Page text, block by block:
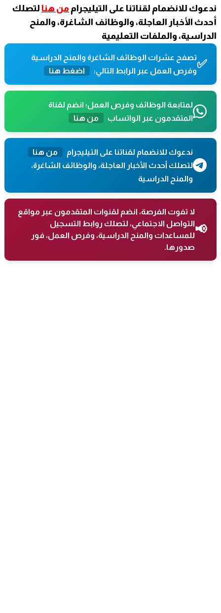
ندعوك للانضمام لقناتنا على التيليجرام من هنا لتصلك
أحدث الأخبار العاجلة، والوظائف الشاغرة، والمنح
الدراسية، والملفات التعليمية
✅تصفح عشرات الوظائف الشاغرة والمنح الدراسية
وفرص العمل عبر الرابط التالي:
اضغط هنا
لمتابعة الوظائف وفرص العمل؛ انضم لقناة
المتقدمون عبر الواتساب
من هنا
ندعوك للانضمام لقناتنا على التيليجرام
من هنا
لتصلك أحدث الأخبار العاجلة، والوظائف الشاغرة،
والمنح الدراسية
📢
لا تفوت الفرصة، انضم لقنوات المتقدمون عبر مواقع
التواصل الاجتماعي، لتصلك روابط التسجيل
للمساعدات والمنح الدراسية، وفرص العمل، فور
صدورها.